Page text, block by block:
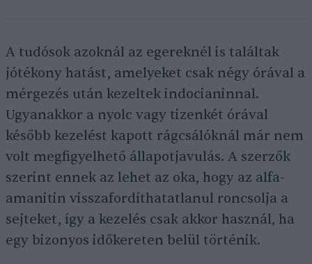
A tudósok azoknál az egereknél is találtak
jótékony hatást, amelyeket csak négy órával a
mérgezés után kezeltek indocianinnal.
Ugyanakkor a nyolc vagy tizenkét órával
később kezelést kapott rágcsálóknál már nem
volt megfigyelhető állapotjavulás. A szerzők
szerint ennek az lehet az oka, hogy az alfa-
amanitin visszafordíthatatlanul roncsolja a
sejteket, így a kezelés csak akkor használ, ha
egy bizonyos időkereten belül történik.